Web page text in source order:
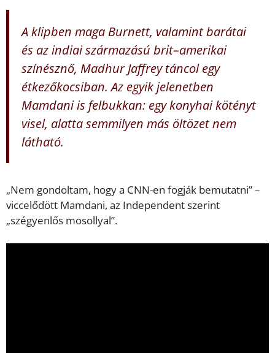
A klipben maga Burnett, valamint barátai
és az indiai származású brit–amerikai
színésznő, Madhur Jaffrey táncol egy
étkezőkocsiban. Az egyik jelenetben
Mamdani is felbukkan: egy konyhai kötényt
visel, alatta semmilyen más öltözet nem
látható.
„Nem gondoltam, hogy a CNN-en fogják bemutatni” –
viccelődött Mamdani, az Independent szerint
„szégyenlős mosollyal”.